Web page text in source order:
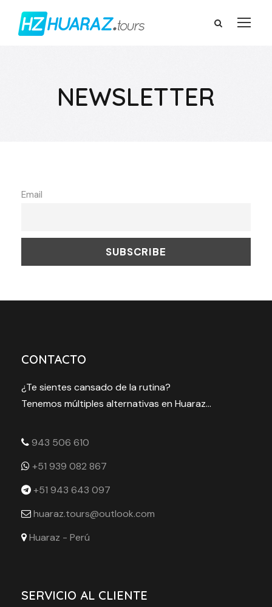
NEWSLETTER
Email
CONTACTO
¿Te sientes cansado de la rutina?
Tenemos múltiples alternativas en Huaraz...
943 506 610
+51 939 082 867
+51 943 643 097
huaraz.tours@outlook.com
Huaraz - Perú
SERVICIO AL CLIENTE